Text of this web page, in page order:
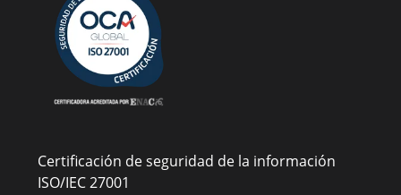
Certificación de seguridad de la información
ISO/IEC 27001